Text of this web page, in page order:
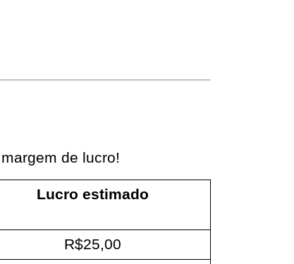
de lucro!
Lucro estimado
R$25,00